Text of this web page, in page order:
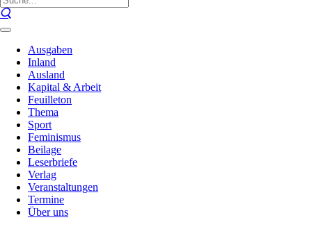
Ausgaben
Inland
Ausland
Kapital & Arbeit
Feuilleton
Thema
Sport
Feminismus
Beilage
Leserbriefe
Verlag
Veranstaltungen
Termine
Über uns